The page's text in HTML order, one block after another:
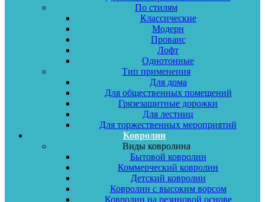
По стилям
Классические
Модерн
Прованс
Лофт
Однотонные
Тип применения
Для дома
Для общественных помещений
Грязезащитные дорожки
Для лестниц
Для торжественных мероприятий
Ковролин
Виды ковролина
Бытовой ковролин
Коммерческий ковролин
Детский ковролин
Ковролин с высоким ворсом
Ковролин на резиновой основе